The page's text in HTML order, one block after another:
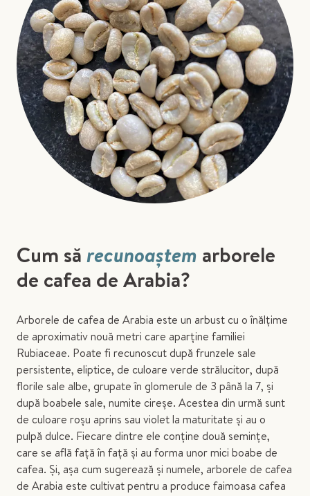
Cum sărecunoaștem arborele
de cafea de Arabia?
Arborele de cafea de Arabia este un arbust cu o înălțime
de aproximativ nouă metri care aparține familiei
Rubiaceae. Poate fi recunoscut după frunzele sale
persistente, eliptice, de culoare verde strălucitor, după
florile sale albe, grupate în glomerule de 3 până la 7, și
după boabele sale, numite cireșe. Acestea din urmă sunt
de culoare roșu aprins sau violet la maturitate și au o
pulpă dulce. Fiecare dintre ele conține două semințe,
care se află față în față și au forma unor mici boabe de
cafea. Și, așa cum sugerează și numele, arborele de cafea
de Arabia este cultivat pentru a produce faimoasa cafea